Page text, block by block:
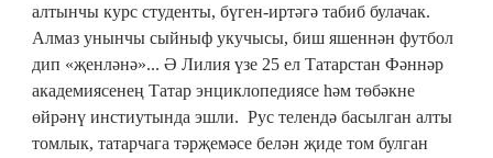
алтынчы курс студенты, бүген-иртәгә табиб булачак.
Алмаз унынчы сыйныф укучысы, биш яшеннән футбол
дип «җенләнә»... Ә Лилия үзе 25 ел Татарстан Фәннәр
академиясенең Татар энциклопедиясе һәм төбәкне
өйрәнү инстиутында эшли. Рус телендә басылган алты
томлык, татарчага тәрҗемәсе белән җиде том булган